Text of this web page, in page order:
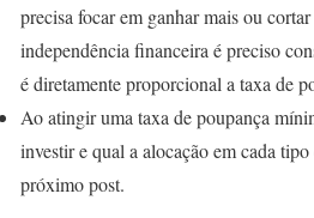
precisa focar em ganhar mais ou
independência financeira é preciso
é diretamente proporcional a taxa de
Ao atingir uma taxa de poupança
investir e qual a alocação em cada
próximo post.